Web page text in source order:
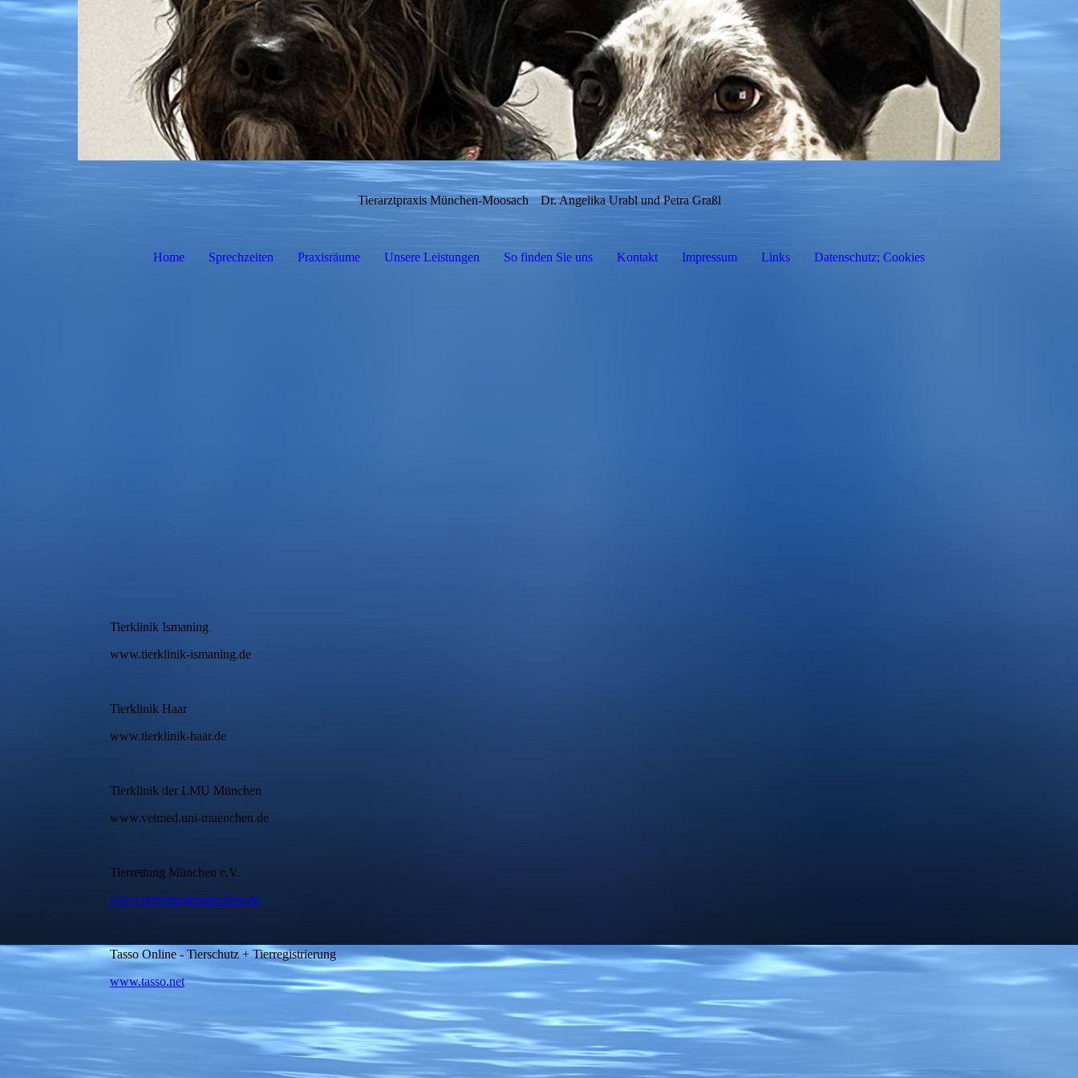
Tierarztpraxis München-Moosach Dr. Angelika Urabl und Petra Graßl
Home Sprechzeiten Praxisräume Unsere Leistungen So finden Sie uns Kontakt Impressum Links Datenschutz; Cookies
Tierklinik Ismaning
www.tierklinik-ismaning.de
Tierklinik Haar
www.tierklinik-haar.de
Tierklinik der LMU München
www.vetmed.uni-muenchen.de
Tierrettung München e.V.
www.tierrettungmuenchen.de
Tasso Online - Tierschutz + Tierregistrierung
www.tasso.net